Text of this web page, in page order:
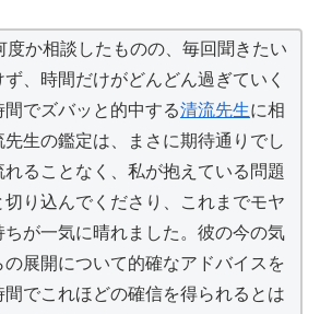
度か相談したものの、毎回聞きたい
、時間だけがどんどん過ぎていく
でズバッと的中する清流先生に相
生の鑑定は、まさに期待通りでし
ることなく、私が抱えている問題
り込んでくださり、これまでモヤ
ちが一気に晴れました。彼の今の気
展開について的確なアドバイスを
でこれほどの確信を得られるとは